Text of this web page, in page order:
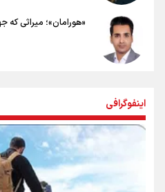
«هورامان»؛ میراثی که
رسانه ملی و حق مردم
اینفوگرافی